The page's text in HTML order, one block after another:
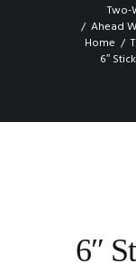
Two-
Ahead
Home
6″
6″